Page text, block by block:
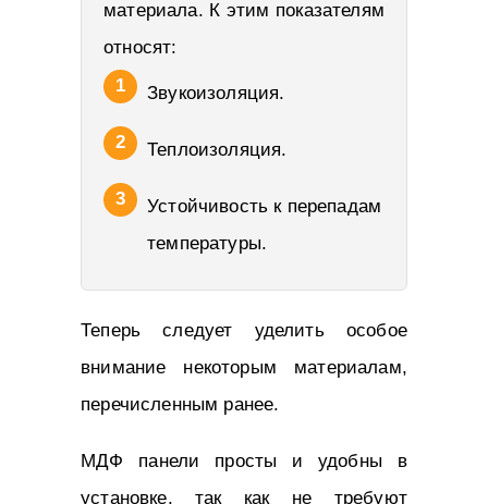
материала. К этим показателям
относят:
Звукоизоляция.
Теплоизоляция.
Устойчивость к перепадам
температуры.
Теперь следует уделить особое
внимание некоторым материалам,
перечисленным ранее.
МДФ панели просты и удобны в
установке, так как не требуют